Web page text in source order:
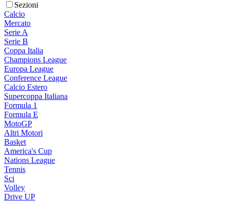
Sezioni
Calcio
Mercato
Serie A
Serie B
Coppa Italia
Champions League
Europa League
Conference League
Calcio Estero
Supercoppa Italiana
Formula 1
Formula E
MotoGP
Altri Motori
Basket
America's Cup
Nations League
Tennis
Sci
Volley
Drive UP